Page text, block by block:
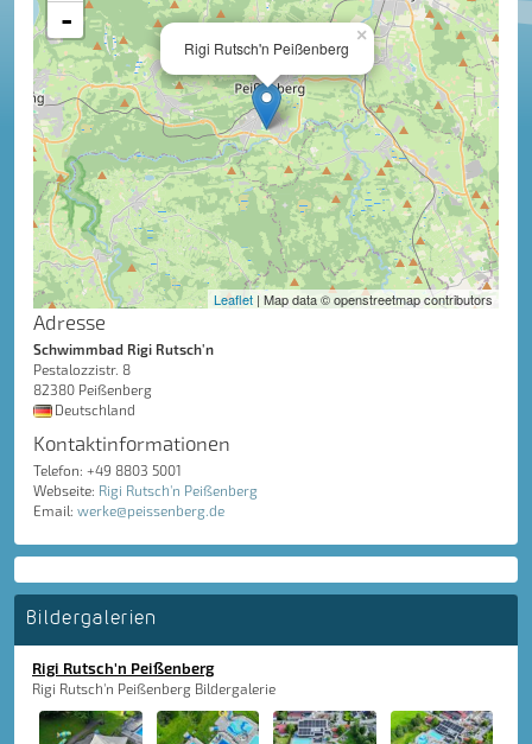
×
Rigi Rutsch'n Peißenberg
-
Leaflet | Map data © openstreetmap contributors
Adresse
Schwimmbad Rigi Rutsch'n
Pestalozzistr. 8
82380 Peißenberg
Deutschland
Kontaktinformationen
Telefon: +49 8803 5001
Webseite: Rigi Rutsch'n Peißenberg
Email: werke@peissenberg.de
Bildergalerien
Rigi Rutsch'n Peißenberg
Rigi Rutsch'n Peißenberg Bildergalerie